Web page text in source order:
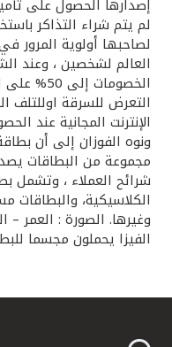
إصدارها الحصول على
لم يتم شراء التذاكر
لصاحبها أولوية المرور
العالم لشخصين ، وعند
الخصومات
التعرض للسرقة اوللتلف
الإنترنت المجانية عند
ونوه الفوزان إلى أن
مجموعة من البطاقات
شرائح العملاء ، وتشمل
الكلاسيكية، والبطاقات
وغيرها. الصورة : العمر –
الفيزا يحملون مجسما